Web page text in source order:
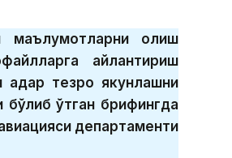
маълумотларни олиш
айлантириш
тезроқ якунлашни
ўтган брифингда
департаменти